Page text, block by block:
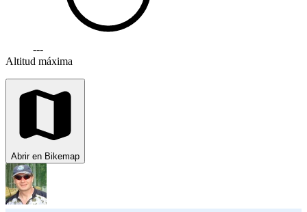
---
Altitud máxima
Abrir en Bikemap